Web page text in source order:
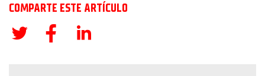
COMPARTE ESTE ARTÍCULO